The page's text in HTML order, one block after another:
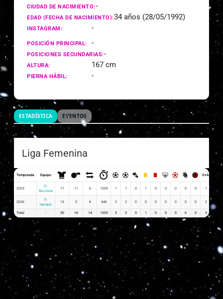
CIUDAD DE NACIMIENTO:-
EDAD (FECHA DE NACIMIENTO):34 años (28/05/1992)
INSTAGRAM: -
POSICIÓN PRINCIPAL: -
POSICIONES SECUNDARIAS:-
ALTURA: 167 cm
PIERNA HÁBIL: -
ESTADÍSTICA EVENTOS
Liga Femenina
Temporada Equipo G+A G x PJ
2025
D.
Recoleta
17 11 6 1059 1 1 0 1 0 0 0 0 0 1
2026
D.
Iquique
13 5 8 446 2 2 0 0 0 0 0 0 0 2
Total - 30 16 14 1505 3 3 0 1 0 0 0 0 0 3